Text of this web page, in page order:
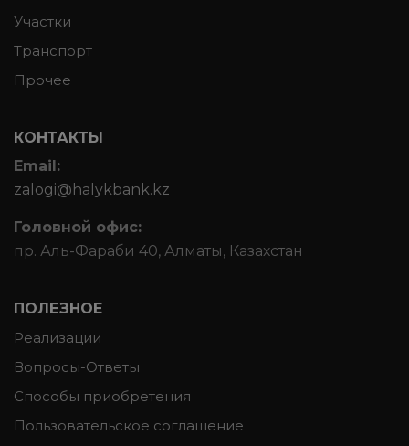
Участки
Транспорт
Прочее
КОНТАКТЫ
Email:
zalogi@halykbank.kz
Головной офис:
пр. Аль-Фараби 40, Алматы, Казахстан
ПОЛЕЗНОЕ
Реализации
Вопросы-Ответы
Способы приобретения
Пользовательское соглашение